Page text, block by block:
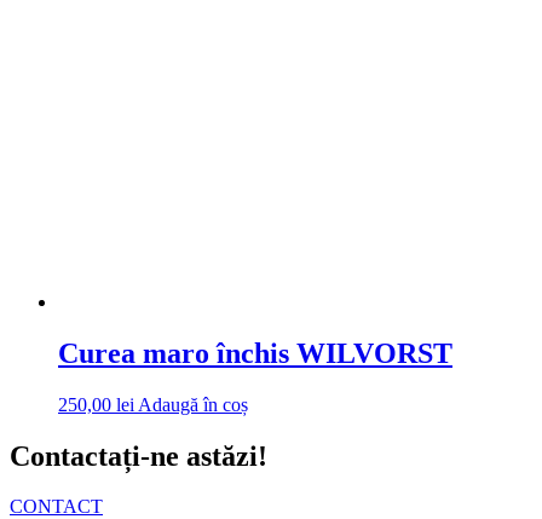
Curea maro închis WILVORST
250,00 lei Adaugă în coș
Contactați-ne astăzi!
CONTACT